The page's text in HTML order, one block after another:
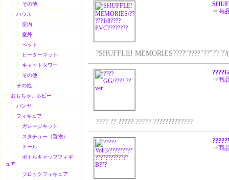
その他
ハウス
室内
室外
ベッド
ヒーターマット
キャットタワー
その他
その他
おもちゃ、ホビー
パンヤ
フィギュア
ガレージキット
スタチュー（置物）
ドール
ボトルキャップフィギ
ュア
ブロックフィギュア
⇒商
?SHUFFLE! MEMORIES????"????"??"?? ??(???
⇒商
???? ?? ????? ????? ?????????????
⇒商